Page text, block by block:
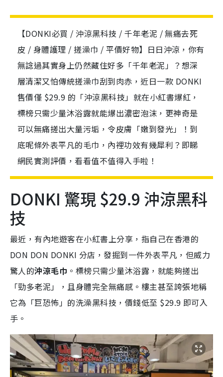
【DONKI必買 / 沖涼黑科技 / 千年老泥 / 無痛去死
皮 / 身體護理 / 搓澡巾 / 平價好物】日日沖涼，你有
無諗過其實身上仍然藏住好多「千年老泥」？想深
層清潔又怕傳統搓澡巾刮到肉赤，近日一款 DONKI
售價僅 $29.9 的「沖涼黑科技」就在小紅書爆紅，
標榜只需少量沐浴露就能爆出濃密泡沫，更神奇是
可以無痛搓出大量污垢，令皮膚「嫩到發光」！到
底呢條外表平凡的毛巾，內裡功效有幾犀利？即睇
網民實測評價，看看值不值得入手啦！
DONKI 驚現 $29.9 沖涼黑科
技
最近，有內地遊客在小紅書上分享，指自己在香港的
DON DON DONKI 分店，發掘到一件外表平凡，但威力
驚人的沖涼毛巾 。標榜只需少量沐浴露，就能夠搓出
「勁多老泥」，且身體完全無痛感。樓主甚至誇張地稱
它為「巨恐怖」的洗澡黑科技，價錢低至 $29.9 即可入
手。